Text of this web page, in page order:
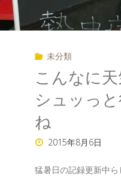
未分類
こんなに
シュッっ
ね
2015年8月6日
猛暑日の記録更新中